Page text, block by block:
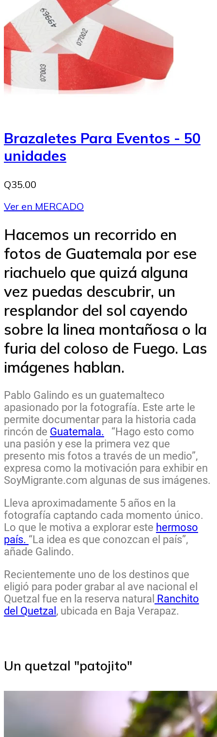
Brazaletes Para Eventos - 50
unidades
Q35.00
Ver en MERCADO
Hacemos un recorrido en
fotos de Guatemala por ese
riachuelo que quizá alguna
vez puedas descubrir, un
resplandor del sol cayendo
sobre la linea montañosa o la
furia del coloso de Fuego. Las
imágenes hablan.
Pablo Galindo es un guatemalteco
apasionado por la fotografía. Este arte le
permite documentar para la historia cada
rincón de Guatemala. “Hago esto como
una pasión y ese la primera vez que
presento mis fotos a través de un medio”,
expresa como la motivación para exhibir en
SoyMigrante.com algunas de sus imágenes.
Lleva aproximadamente 5 años en la
fotografía captando cada momento único.
Lo que le motiva a explorar este hermoso
país. “La idea es que conozcan el país”,
añade Galindo.
Recientemente uno de los destinos que
eligió para poder grabar al ave nacional el
Quetzal fue en la reserva natural Ranchito
del Quetzal , ubicada en Baja Verapaz.
Un quetzal "patojito"